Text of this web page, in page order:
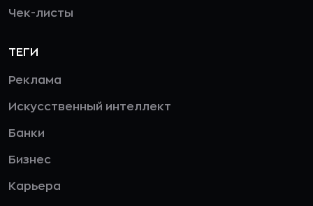
Чек-листы
ТЕГИ
Реклама
Искусственный интеллект
Банки
Бизнес
Карьера